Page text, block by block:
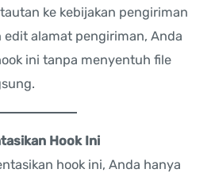
ke kebijakan pengiriman
edit alamat pengiriman, Anda
ini tanpa menyentuh file
Hook Ini
hook ini, Anda hanya